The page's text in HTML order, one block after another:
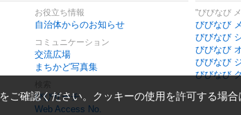
お役立ち情報
自治体からのお知らせ
コミュニケーション
交流広場
まちかど写真集
びびサーチ
Web Access No.
"びびなび
びびなび
びびなび
びびなび
びびなび
びびなび
をご確認ください。クッキーの使用を許可する場